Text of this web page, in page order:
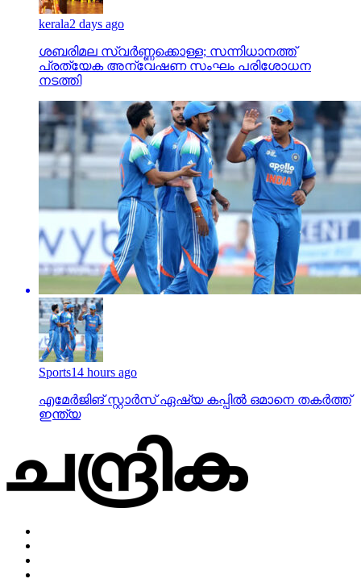
kerala2 days ago
ശബരിമല സ്വര്‍ണ്ണക്കൊള്ള; സന്നിധാനത്ത്
പ്രത്യേക അന്വേഷണ സംഘം പരിശോധന
നടത്തി
Sports14 hours ago
എമേര്‍ജിങ് സ്റ്റാര്‍സ് ഏഷ്യ കപ്പില്‍ ഒമാനെ തകര്‍ത്ത്
ഇന്ത്യ